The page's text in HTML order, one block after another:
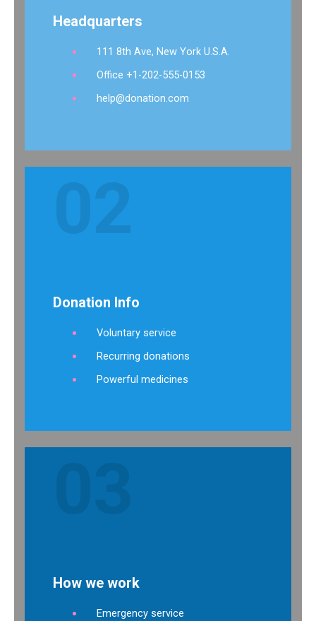
Headquarters
111 8th Ave, New York U.S.A.
Office +1-202-555-0153
help@donation.com
Donation Info
Voluntary service
Recurring donations
Powerful medicines
How we work
Emergency service